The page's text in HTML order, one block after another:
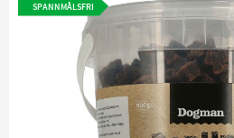
SPANNMÅLSFRI